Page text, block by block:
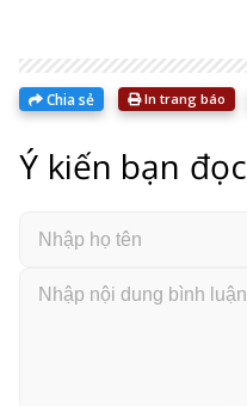
Chia sẻ In trang báo
Ý kiến bạn đọc